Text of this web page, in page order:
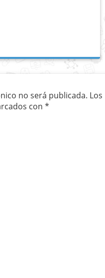
no será publicada. Los
con *